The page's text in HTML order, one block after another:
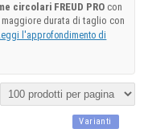
circolari FREUD PRO con
durata di taglio con
l'approfondimento di
Varianti